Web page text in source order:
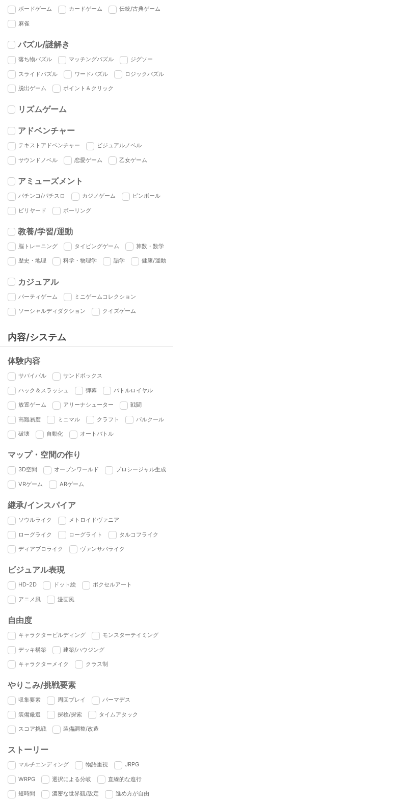
ボードゲーム カードゲーム 伝統/古典ゲーム
麻雀
パズル/謎解き
落ち物パズル マッチングパズル ジグソー
スライドパズル ワードパズル ロジックパズル
脱出ゲーム ポイント＆クリック
リズムゲーム
アドベンチャー
テキストアドベンチャー ビジュアルノベル
サウンドノベル 恋愛ゲーム 乙女ゲーム
アミューズメント
パチンコ/パチスロ カジノゲーム ピンボール
ビリヤード ボーリング
教養/学習/運動
脳トレーニング タイピングゲーム 算数・数学
歴史・地理 科学・物理学 語学 健康/運動
カジュアル
パーティゲーム ミニゲームコレクション
ソーシャルディダクション クイズゲーム
内容/システム
体験内容
サバイバル サンドボックス
ハック＆スラッシュ 弾幕 バトルロイヤル
放置ゲーム アリーナシューター 戦闘
高難易度 ミニマル クラフト パルクール
破壊 自動化 オートバトル
マップ・空間の作り
3D空間 オープンワールド プロシージャル生成
VRゲーム ARゲーム
継承/インスパイア
ソウルライク メトロイドヴァニア
ローグライク ローグライト タルコフライク
ディアブロライク ヴァンサバライク
ビジュアル表現
HD-2D ドット絵 ボクセルアート
アニメ風 漫画風
自由度
キャラクタービルディング モンスターテイミング
デッキ構築 建築/ハウジング
キャラクターメイク クラス制
やりこみ/挑戦要素
収集要素 周回プレイ パーマデス
装備厳選 探検/探索 タイムアタック
スコア挑戦 装備調整/改造
ストーリー
マルチエンディング 物語重視 JRPG
WRPG 選択による分岐 直線的な進行
短時間 濃密な世界観/設定 進め方が自由